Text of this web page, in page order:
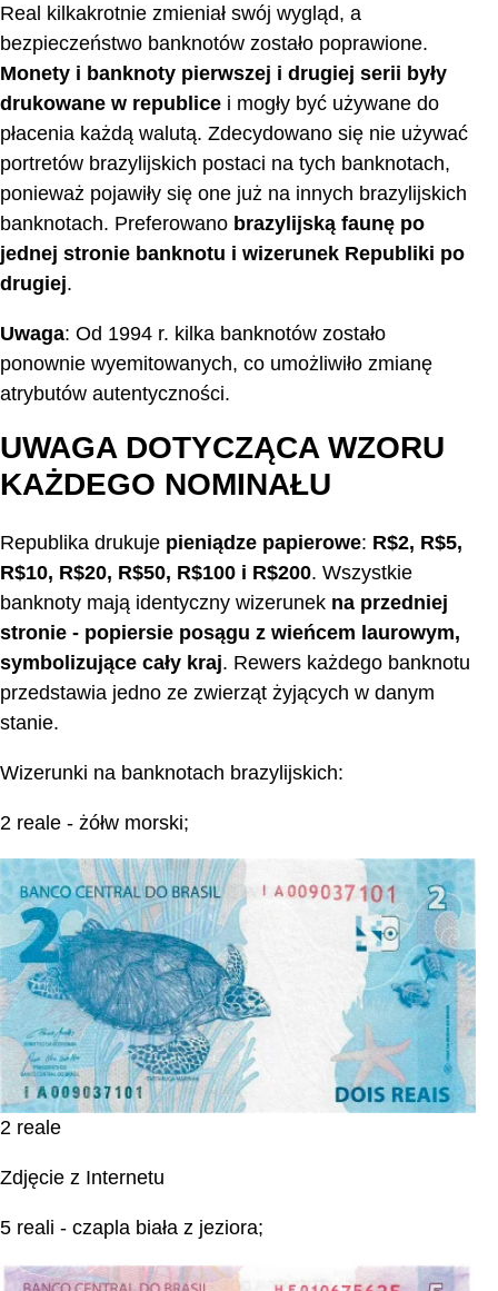
Real kilkakrotnie zmieniał swój wygląd, a
bezpieczeństwo banknotów zostało poprawione.
Monety i banknoty pierwszej i drugiej serii były
drukowane w republice i mogły być używane do
płacenia każdą walutą. Zdecydowano się nie używać
portretów brazylijskich postaci na tych banknotach,
ponieważ pojawiły się one już na innych brazylijskich
banknotach. Preferowano brazylijską faunę po
jednej stronie banknotu i wizerunek Republiki po
drugiej.
Uwaga: Od 1994 r. kilka banknotów zostało
ponownie wyemitowanych, co umożliwiło zmianę
atrybutów autentyczności.
UWAGA DOTYCZĄCA WZORU
KAŻDEGO NOMINAŁU
Republika drukuje pieniądze papierowe: R$2, R$5,
R$10, R$20, R$50, R$100 i R$200. Wszystkie
banknoty mają identyczny wizerunek na przedniej
stronie - popiersie posągu z wieńcem laurowym,
symbolizujące cały kraj. Rewers każdego banknotu
przedstawia jedno ze zwierząt żyjących w danym
stanie.
Wizerunki na banknotach brazylijskich:
2 reale - żółw morski;
2 reale
Zdjęcie z Internetu
5 reali - czapla biała z jeziora;